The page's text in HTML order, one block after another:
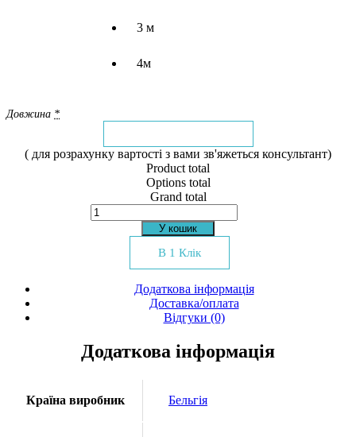
3 м
4м
Довжина *
( для розрахунку вартості з вами зв'яжеться консультант)
Product total
Options total
Grand total
Дитячий
ковролін
кількість
У кошик
В 1 Клік
Додаткова інформація
Доставка/оплата
Відгуки (0)
Додаткова інформація
Країна виробник Бельгія